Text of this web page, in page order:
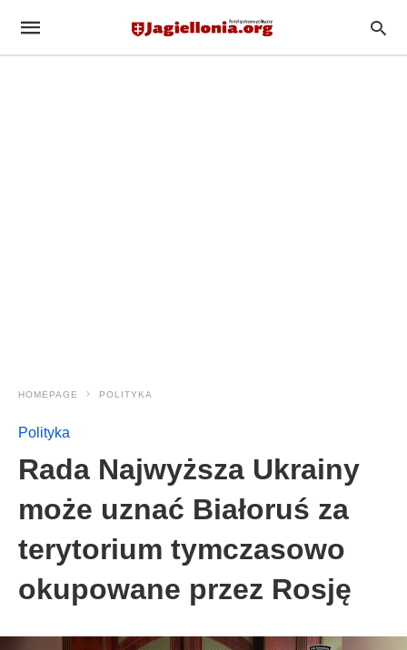
HOMEPAGE POLITYKA
Polityka
Rada Najwyższa Ukrainy
może uznać Białoruś za
terytorium tymczasowo
okupowane przez Rosję